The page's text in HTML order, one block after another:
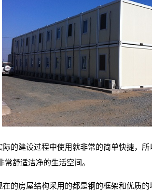
建设过程中使用就非常的简单快捷，
舒适洁净的生活空间。
的房屋结构采用的都是钢的框架和优质